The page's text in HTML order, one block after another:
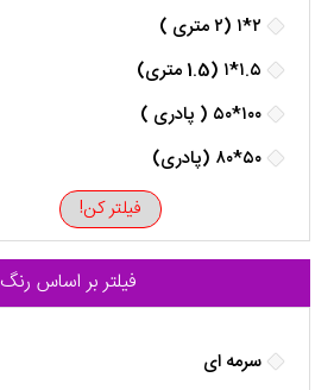
۲*۱ (۲ متری )
۱.۵*۱ (1.5 متری)
۱۰۰*۵۰ ( پادری )
۵۰*۸۰ (پادری)
فیلتر کن!
فیلتر بر اساس رنگ
سرمه ای